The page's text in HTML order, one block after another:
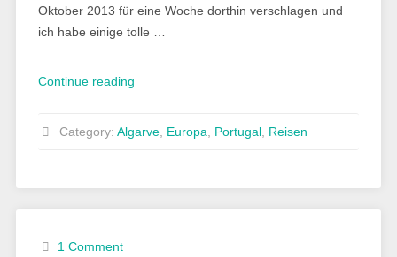
Oktober 2013 für eine Woche dorthin verschlagen und
ich habe einige tolle …
Continue reading„Algarve
Category: Algarve, Europa Portugal, Reisen
1 Comment